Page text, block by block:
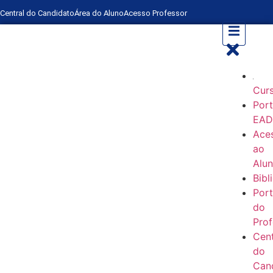
Central do CandidatoÁrea do AlunoAcesso Professor
EAD
ao
do
do